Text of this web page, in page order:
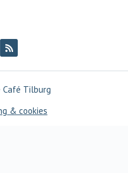
Café Tilburg
& cookies